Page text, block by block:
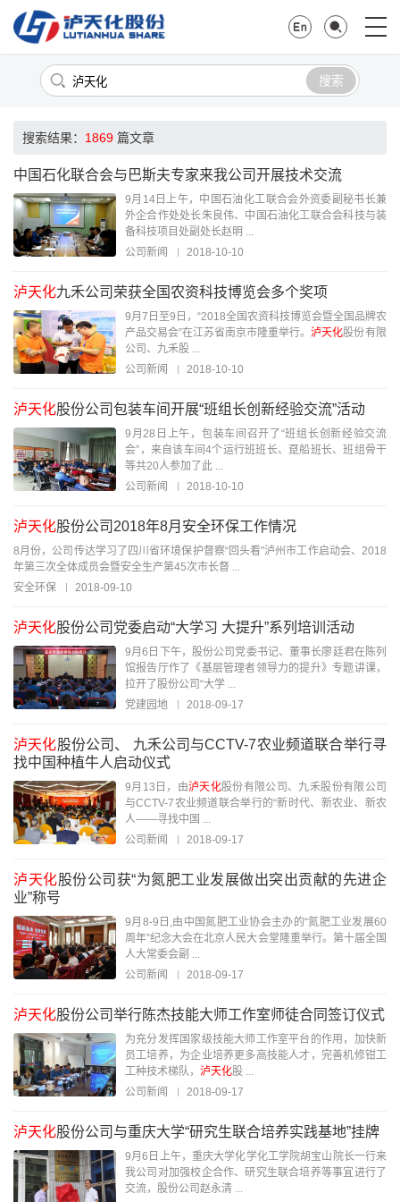
搜索
搜索结果： 1869 篇文章
中国石化联合会与巴斯夫专家来我公司开展技术交流
9月14日上午，中国石油化工联合会外资委副秘书长兼
外企合作处处长朱良伟、中国石油化工联合会科技与装
备科技项目处副处长赵明 ...
公司新闻
2018-10-10
泸天化九禾公司荣获全国农资科技博览会多个奖项
9月7日至9日，“2018全国农资科技博览会暨全国品牌农
产品交易会”在江苏省南京市隆重举行。 泸天化股份有限
公司、九禾股 ...
公司新闻
2018-10-10
泸天化股份公司包装车间开展“班组长创新经验交流”活动
9月28日上午，包装车间召开了“班组长创新经验交流
会”，来自该车间4个运行班班长、趸船班长、班组骨干
等共20人参加了此 ...
公司新闻
2018-10-10
泸天化股份公司2018年8月安全环保工作情况
8月份，公司传达学习了四川省环境保护督察“回头看”泸州市工作启动会、2018
年第三次全体成员会暨安全生产第45次市长督 ...
安全环保
2018-09-10
泸天化股份公司党委启动“大学习 大提升”系列培训活动
9月6日下午，股份公司党委书记、董事长廖廷君在陈列
馆报告厅作了《基层管理者领导力的提升》专题讲课，
拉开了股份公司“大学 ...
党建园地
2018-09-17
泸天化股份公司、 九禾公司与CCTV-7农业频道联合举行寻
找中国种植牛人启动仪式
9月13日，由泸天化股份有限公司、九禾股份有限公司
与CCTV-7农业频道联合举行的“新时代、新农业、新农
人——寻找中国 ...
公司新闻
2018-09-17
泸天化股份公司获“为氮肥工业发展做出突出贡献的先进企
业”称号
9月8-9日,由中国氮肥工业协会主办的“氮肥工业发展60
周年”纪念大会在北京人民大会堂隆重举行。第十届全国
人大常委会副 ...
公司新闻
2018-09-17
泸天化股份公司举行陈杰技能大师工作室师徒合同签订仪式
为充分发挥国家级技能大师工作室平台的作用，加快新
员工培养，为企业培养更多高技能人才，完善机修钳工
工种技术梯队， 泸天化股 ...
公司新闻
2018-09-17
泸天化股份公司与重庆大学“研究生联合培养实践基地”挂牌
9月6日上午，重庆大学化学化工学院胡宝山院长一行来
我公司对加强校企合作、研究生联合培养等事宜进行了
交流，股份公司赵永清 ...